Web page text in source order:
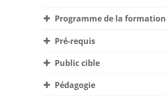
Programme de la formation
Pré-requis
Public cible
Pédagogie